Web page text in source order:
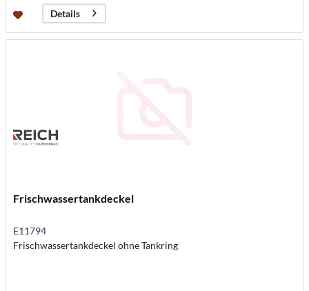
Details
Frischwassertankdeckel
E11794
Frischwassertankdeckel ohne Tankring